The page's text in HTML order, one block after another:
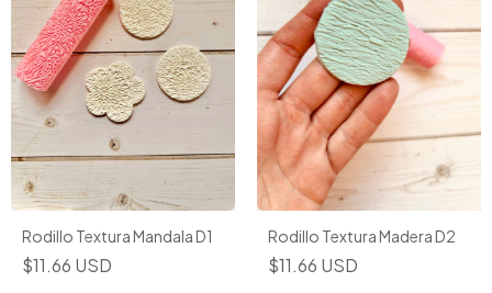
Rodillo Textura Mandala D1
$11.66 USD
Rodillo Textura Madera D2
$11.66 USD